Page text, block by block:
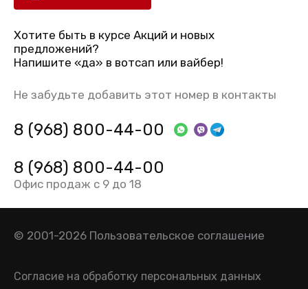
Хотите быть в курсе Акций и новых
предложений?
Напишите «да» в вотсап или вайбер!
Не забудьте добавить этот номер в контакты
8 (968) 800-44-00
8 (968) 800-44-00
Офис продаж с 9 до 18
© 2001-2026 Пользовательское соглашение
Согласие на обработку персональных данных